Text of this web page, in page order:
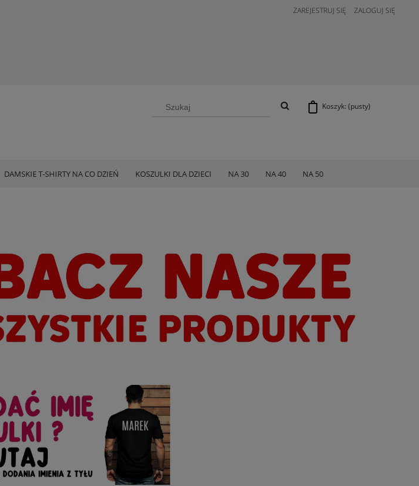
ZAREJESTRUJ SIĘ ZALOGUJ SIĘ
Koszyk: (pusty)
DAMSKIE T-SHIRTY NA CO DZIEŃ KOSZULKI DLA DZIECI NA 30 NA 40 NA 50